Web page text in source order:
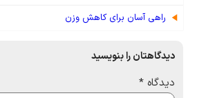
راهی آسان برای کاهش وزن
دیدگاهتان را بنویسید
دیدگاه *